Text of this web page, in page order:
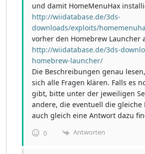
und damit HomeMenuHax
http://wiidatabase.de/3ds-
downloads/exploits/
vorher den Homebrew Launcher
http://wiidatabase.de/3ds-
homebrew-launcher/
Die Beschreibungen genau
sich alle Fragen klären. Falls es
gibt, bitte unter der jeweiligen
andere, die eventuell die gleiche
auch gleich eine Antwort dazu
0 Antworten